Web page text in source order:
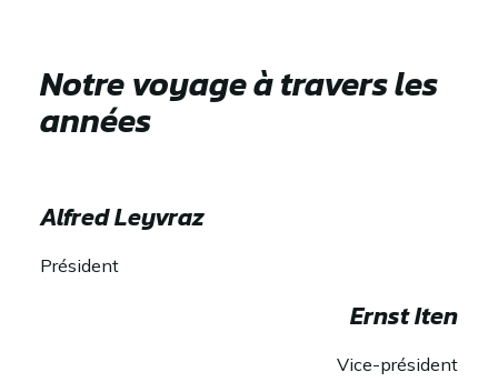
Notre voyage à travers les
années
Alfred Leyvraz
Président
Ernst Iten
Vice-président